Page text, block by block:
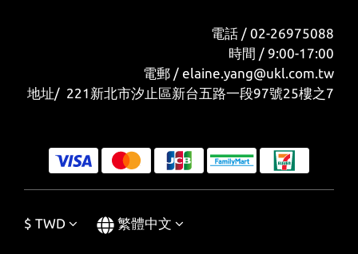
電話 / 02-26975088
時間 / 9:00-17:00
電郵 / elaine.yang@ukl.com.tw
地址/ 221新北市汐止區新台五路一段97號25樓之7
$ TWD 繁體中文